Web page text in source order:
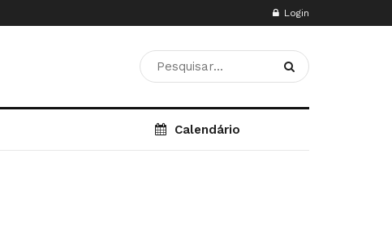
Login
Calendário